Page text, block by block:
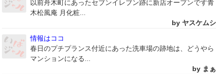
以前舟木町にあったセブンイレブン跡に新店オープンです青
木松風庵 月化粧...
by ヤスケムシ
情報はココ
春日のプチプランス付近にあった洗車場の跡地は、どうやら
マンションになる...
by まぁ